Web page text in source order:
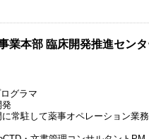
業本部 臨床開発推進セン
グラマ
発
常駐して薬事オペレーション業